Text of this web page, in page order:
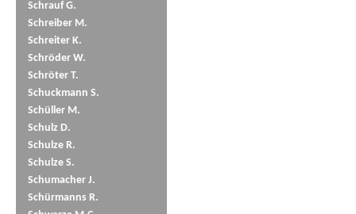
Schrauf G.
Schreiber M.
Schreiter K.
Schröder W.
Schröter T.
Schuckmann S.
Schüller M.
Schulz D.
Schulze R.
Schulze S.
Schumacher J.
Schürmanns R.